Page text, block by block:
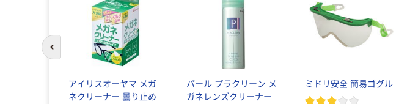
アイリスオーヤマ メガ
ネクリーナー 曇り止め
パール プラクリーン メ
ガネレンズクリーナー
ミドリ安全 簡易ゴグル
前のスライドへ